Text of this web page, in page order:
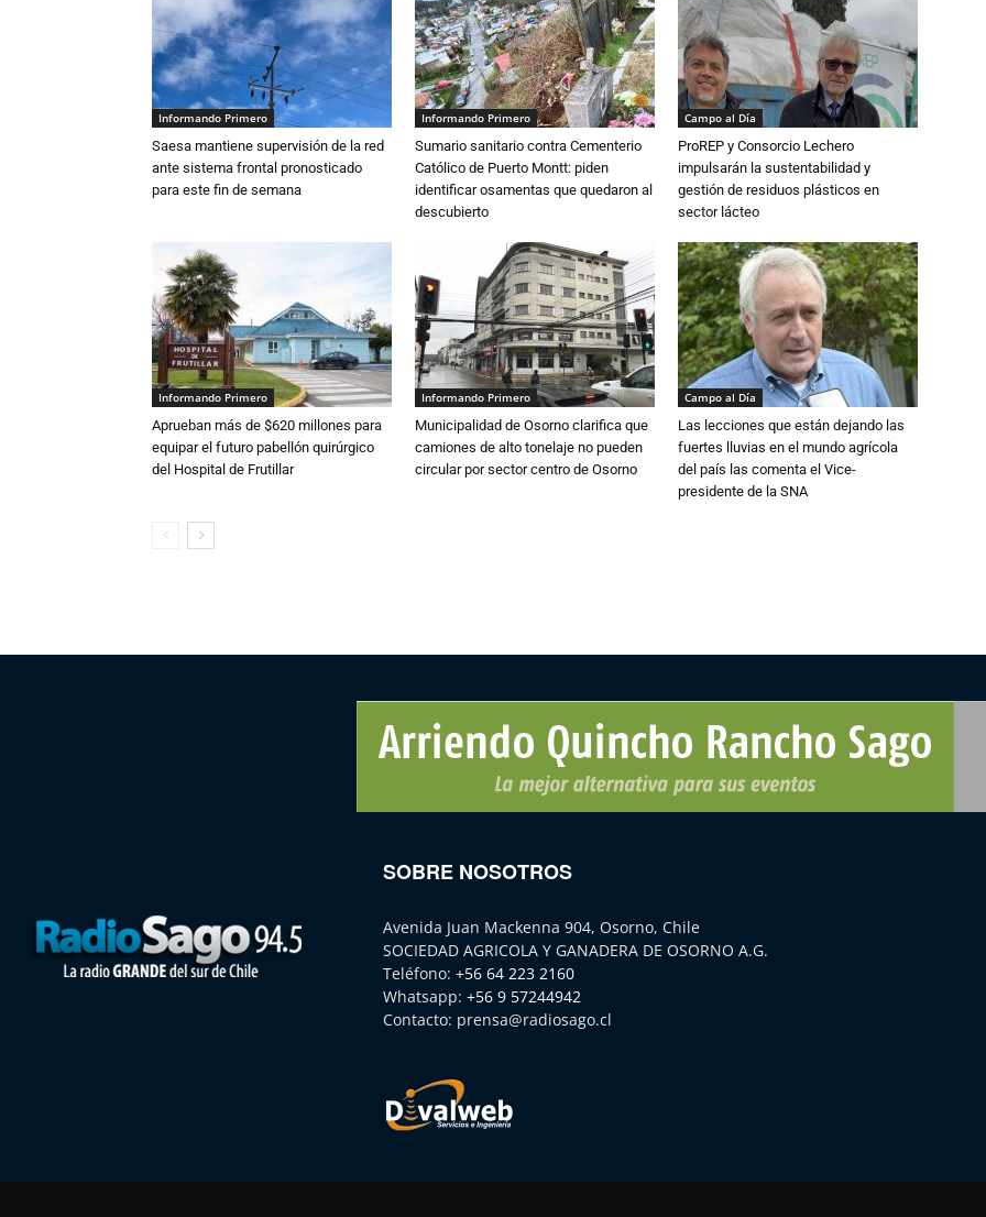
Informando Primero
Saesa mantiene supervisión de la red
ante sistema frontal pronosticado
para este fin de semana
Informando Primero
Sumario sanitario contra Cementerio
Católico de Puerto Montt: piden
identificar osamentas que quedaron al
descubierto
Campo al Día
ProREP y Consorcio Lechero
impulsarán la sustentabilidad y
gestión de residuos plásticos en
sector lácteo
Informando Primero
Aprueban más de $620 millones para
equipar el futuro pabellón quirúrgico
del Hospital de Frutillar
Informando Primero
Municipalidad de Osorno clarifica que
camiones de alto tonelaje no pueden
circular por sector centro de Osorno
Campo al Día
Las lecciones que están dejando las
fuertes lluvias en el mundo agrícola
del país las comenta el Vice-
presidente de la SNA
SOBRE NOSOTROS
Avenida Juan Mackenna 904, Osorno, Chile
SOCIEDAD AGRICOLA Y GANADERA DE OSORNO A.G.
Teléfono: +56 64 223 2160
Whatsapp: +56 9 57244942
Contacto: prensa@radiosago.cl